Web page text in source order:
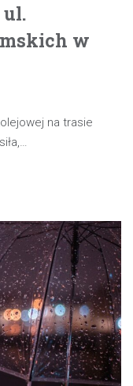
ul.
w
na trasie